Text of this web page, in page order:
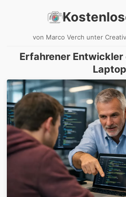
von Marco Verch unter
Erfahrener
Laptop